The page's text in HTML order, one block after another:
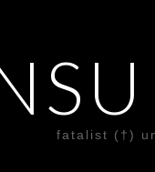
fatalist (†)